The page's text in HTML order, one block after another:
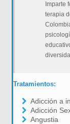
Imparte
terapia
Tratamientos:
Adicción a
Adicción
Angustia